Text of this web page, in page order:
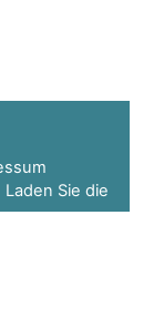
Laden Sie die